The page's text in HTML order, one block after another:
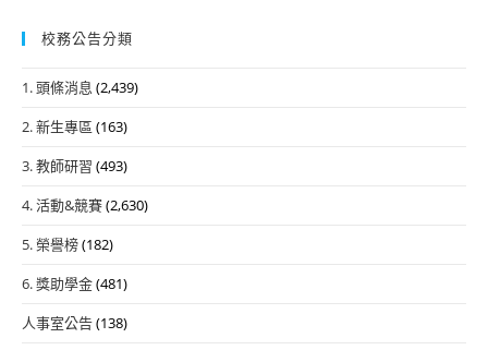
校務公告分類
1. 頭條消息 (2,439)
2. 新生專區 (163)
3. 教師研習 (493)
4. 活動&競賽(2,630)
5. 榮譽榜(182)
6. 獎助學金(481)
人事室公告(138)